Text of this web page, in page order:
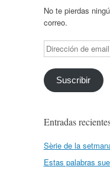
No te pierdas
correo.
Dirección
de
email
Suscribir
Entradas
Sèrie de la
Estas palabras